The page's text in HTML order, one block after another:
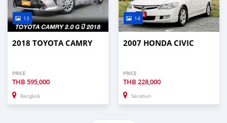
13
2018 TOYOTA CAMRY
PRICE
THB 595,000
Bangkok
14
2007 HONDA CIVIC
PRICE
THB 228,000
Saraburi